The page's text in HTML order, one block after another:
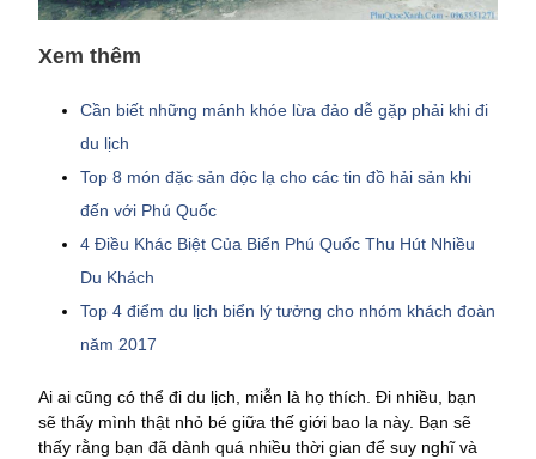
Xem thêm
Cần biết những mánh khóe lừa đảo dễ gặp phải khi đi
du lịch
Top 8 món đặc sản độc lạ cho các tin đồ hải sản khi
đến với Phú Quốc
4 Điều Khác Biệt Của Biển Phú Quốc Thu Hút Nhiều
Du Khách
Top 4 điểm du lịch biển lý tưởng cho nhóm khách đoàn
năm 2017
Ai ai cũng có thể đi du lịch, miễn là họ thích. Đi nhiều, bạn
sẽ thấy mình thật nhỏ bé giữa thế giới bao la này. Bạn sẽ
thấy rằng bạn đã dành quá nhiều thời gian để suy nghĩ và